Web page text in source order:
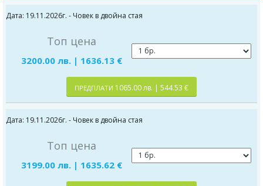
Дата: 19.11.2026г. - Човек в двойна стая
Топ цена
3200.00 лв. | 1636.13 €
ПРЕДПЛАТИ 1065.00 лв. | 544.53 €
Дата: 19.11.2026г. - Човек в двойна стая
Топ цена
3199.00 лв. | 1635.62 €